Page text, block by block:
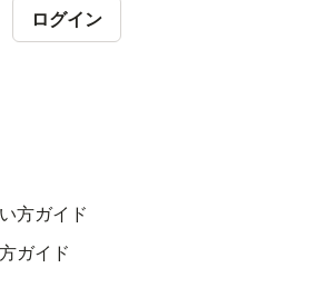
ログイン
方ガイド
ガイド